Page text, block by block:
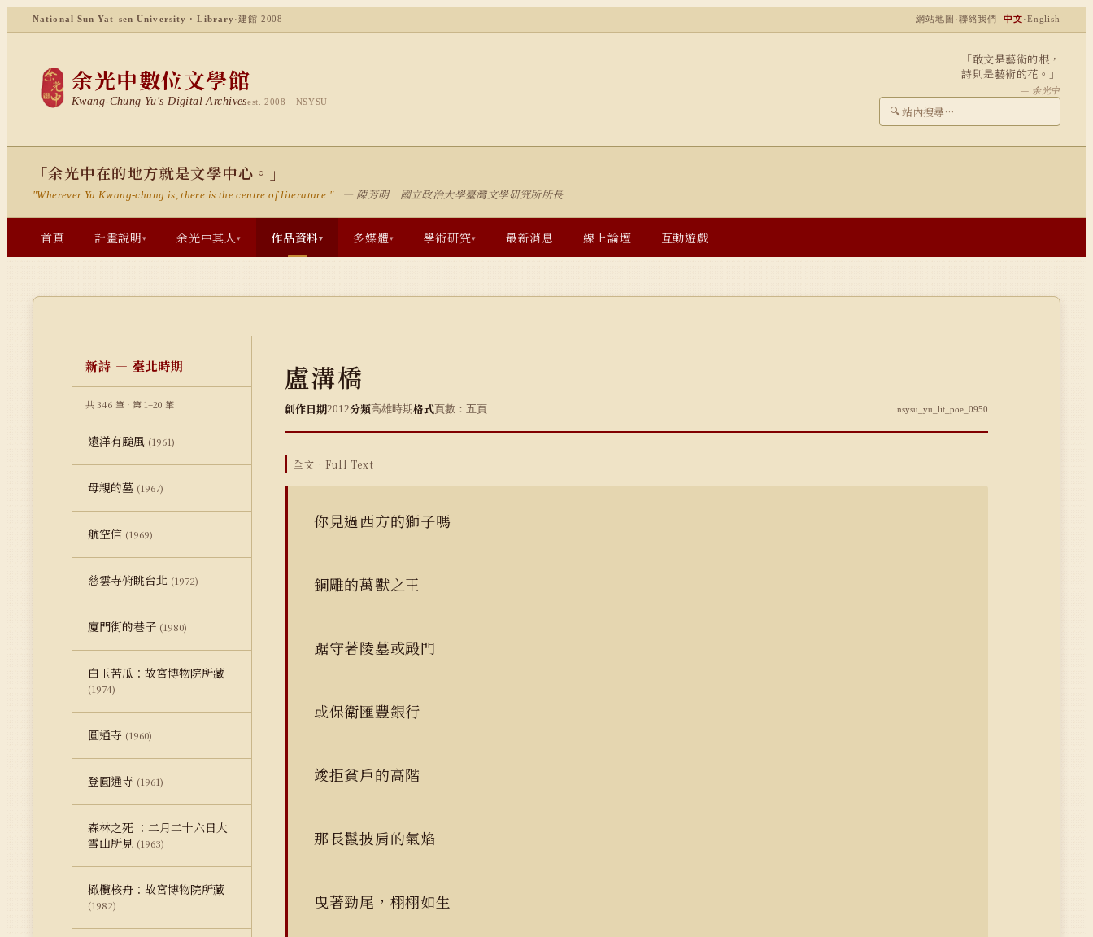
National Sun Yat-sen University · Library ·建館 2008 網站地圖 ·聯絡我們 中文·English
余光中數位文學館
Kwang-Chung Yu's Digital Archivesest. 2008 · NSYSU
「敢文是藝術的根，
詩則是藝術的花。」
— 余光中
🔍
「余光中在的地方就是文學中心。」
"Wherever Yu Kwang-chung is, there is the centre of literature." — 陳芳明 國立政治大學臺灣文學研究所所長
首頁 計畫說明▾ 余光中其人▾ 作品資料▾ 多媒體▾ 學術研究▾ 最新消息 線上論壇 互動遊戲
新詩 — 臺北時期
共 346 筆 · 第 1–20 筆
遠洋有颱風 (1961)
母親的墓 (1967)
航空信 (1969)
慈雲寺俯眺台北 (1972)
廈門街的巷子 (1980)
白玉苦瓜：故宮博物院所藏
(1974)
圓通寺 (1960)
登圓通寺 (1961)
森林之死 ：二月二十六日大
雪山所見 (1963)
橄欖核舟：故宮博物院所藏
(1982)
盧溝橋
創作日期2012分類高雄時期格式頁數：五頁 nsysu_yu_lit_poe_0950
全文 · Full Text
你見過西方的獅子嗎
銅雕的萬獸之王
踞守著陵墓或殿門
或保衛匯豐銀行
竣拒貧戶的高階
那長鬣披肩的氣焰
曳著勁尾，栩栩如生